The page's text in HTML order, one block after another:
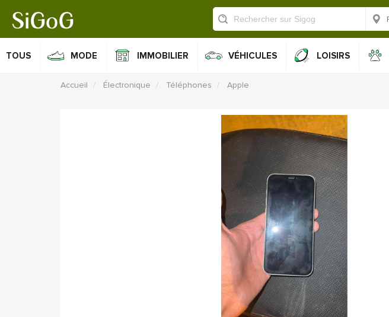
TOUS MODE IMMOBILIER VÉHICULES LOISIRS
Accueil Électronique Téléphones Apple